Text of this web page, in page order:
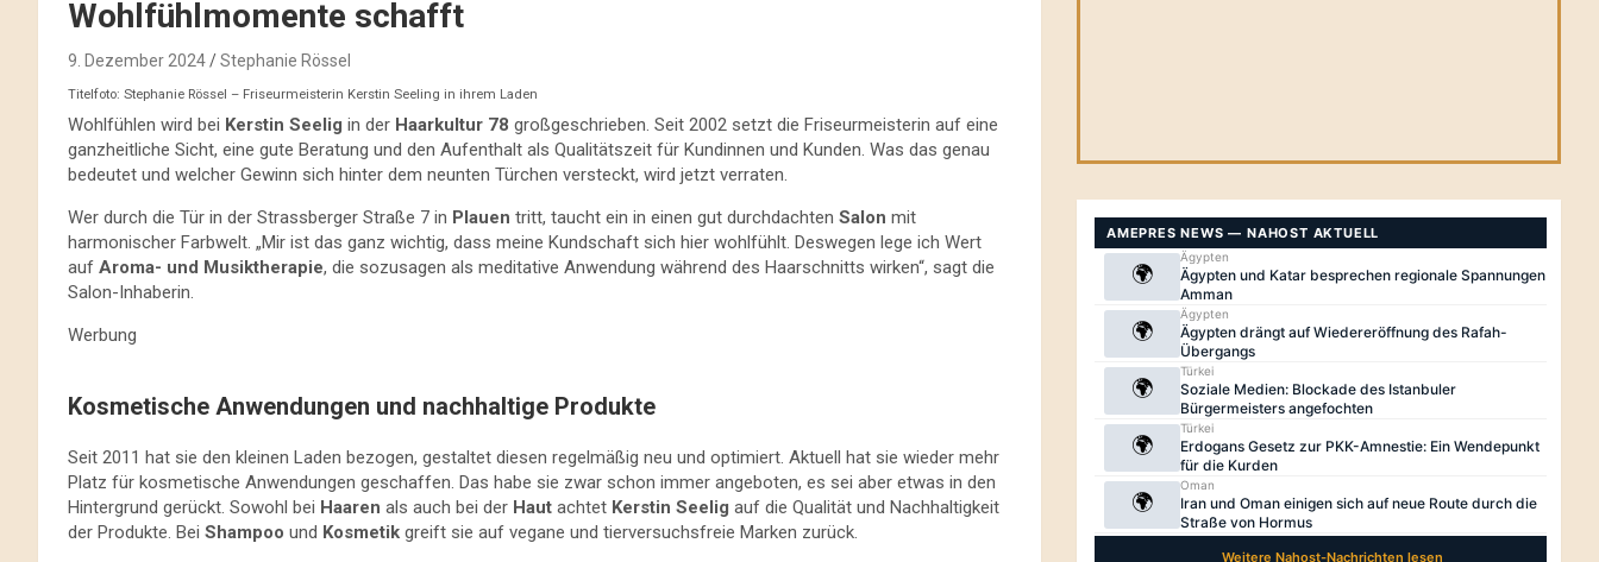
Wohlfühlmomente schafft
9. Dezember 2024 Stephanie Rössel
Titelfoto: Stephanie Rössel – Friseurmeisterin Kerstin Seeling in ihrem Laden
Wohlfühlen wird bei Kerstin Seelig in der Haarkultur 78 großgeschrieben. Seit 2002 setzt die Friseurmeisterin auf eine
ganzheitliche Sicht, eine gute Beratung und den Aufenthalt als Qualitätszeit für Kundinnen und Kunden. Was das genau
bedeutet und welcher Gewinn sich hinter dem neunten Türchen versteckt, wird jetzt verraten.
Wer durch die Tür in der Strassberger Straße 7 in Plauen tritt, taucht ein in einen gut durchdachten Salon mit
harmonischer Farbwelt. „Mir ist das ganz wichtig, dass meine Kundschaft sich hier wohlfühlt. Deswegen lege ich Wert
auf Aroma- und Musiktherapie, die sozusagen als meditative Anwendung während des Haarschnitts wirken“, sagt die
Salon-Inhaberin.
Werbung
Kosmetische Anwendungen und nachhaltige Produkte
Seit 2011 hat sie den kleinen Laden bezogen, gestaltet diesen regelmäßig neu und optimiert. Aktuell hat sie wieder mehr
Platz für kosmetische Anwendungen geschaffen. Das habe sie zwar schon immer angeboten, es sei aber etwas in den
Hintergrund gerückt. Sowohl bei Haaren als auch bei der Haut achtet Kerstin Seelig auf die Qualität und Nachhaltigkeit
der Produkte. Bei Shampoo und Kosmetik greift sie auf vegane und tierversuchsfreie Marken zurück.